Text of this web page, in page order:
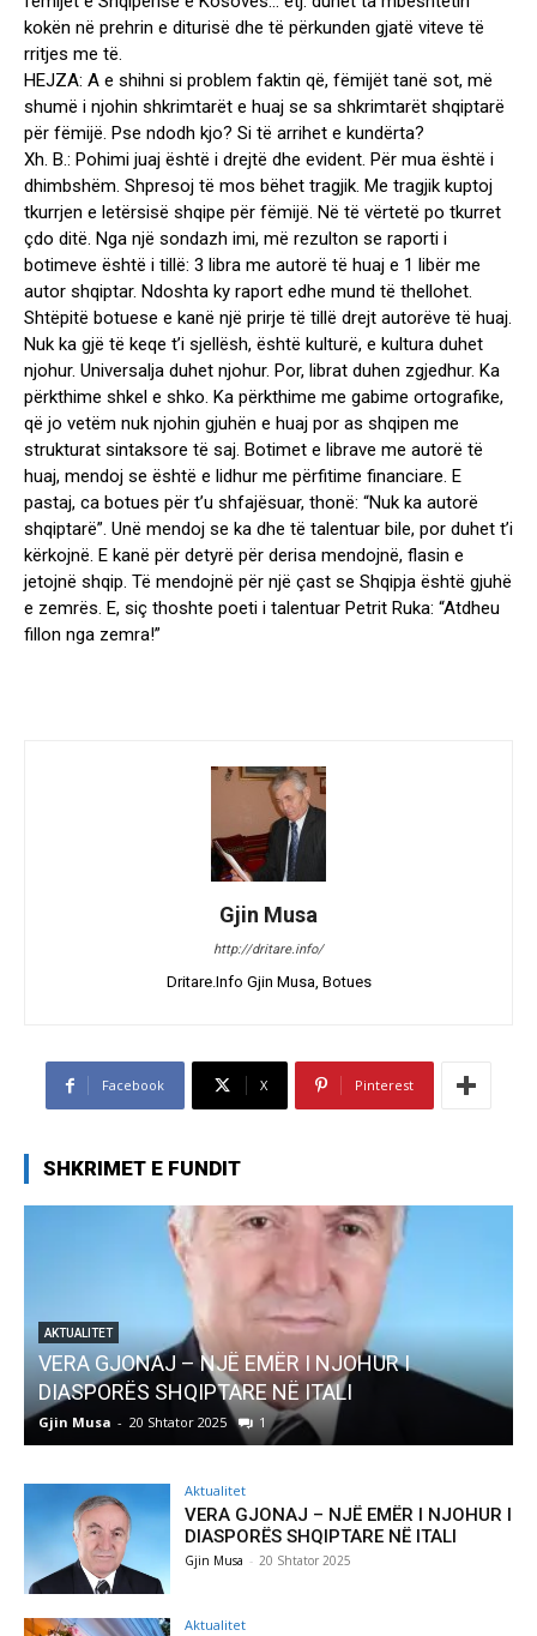
kokën në prehrin e diturisë dhe të përkunden gjatë viteve të
rritjes me të.
HEJZA: A e shihni si problem faktin që, fëmijët tanë sot, më
shumë i njohin shkrimtarët e huaj se sa shkrimtarët shqiptarë
për fëmijë. Pse ndodh kjo? Si të arrihet e kundërta?
Xh. B.: Pohimi juaj është i drejtë dhe evident. Për mua është i
dhimbshëm. Shpresoj të mos bëhet tragjik. Me tragjik kuptoj
tkurrjen e letërsisë shqipe për fëmijë. Në të vërtetë po tkurret
çdo ditë. Nga një sondazh imi, më rezulton se raporti i
botimeve është i tillë: 3 libra me autorë të huaj e 1 libër me
autor shqiptar. Ndoshta ky raport edhe mund të thellohet.
Shtëpitë botuese e kanë një prirje të tillë drejt autorëve të huaj.
Nuk ka gjë të keqe t’i sjellësh, është kulturë, e kultura duhet
njohur. Universalja duhet njohur. Por, librat duhen zgjedhur. Ka
përkthime shkel e shko. Ka përkthime me gabime ortografike,
që jo vetëm nuk njohin gjuhën e huaj por as shqipen me
strukturat sintaksore të saj. Botimet e librave me autorë të
huaj, mendoj se është e lidhur me përfitime financiare. E
pastaj, ca botues për t’u shfajësuar, thonë: “Nuk ka autorë
shqiptarë”. Unë mendoj se ka dhe të talentuar bile, por duhet t’i
kërkojnë. E kanë për detyrë për derisa mendojnë, flasin e
jetojnë shqip. Të mendojnë për një çast se Shqipja është gjuhë
e zemrës. E, siç thoshte poeti i talentuar Petrit Ruka: “Atdheu
fillon nga zemra!”
Gjin Musa
http://dritare.info/
Dritare.Info Gjin Musa, Botues
Facebook X Pinterest
SHKRIMET E FUNDIT
AKTUALITET
Pregaditi Gjin Musa-Rome- Shtator 2025
Gjin Musa - 8 Shtator 2025 0
Aktualitet
VERA GJONAJ – NJË EMËR I NJOHUR I
DIASPORËS SHQIPTARE NË ITALI
Gjin Musa - 20 Shtator 2025
Aktualitet